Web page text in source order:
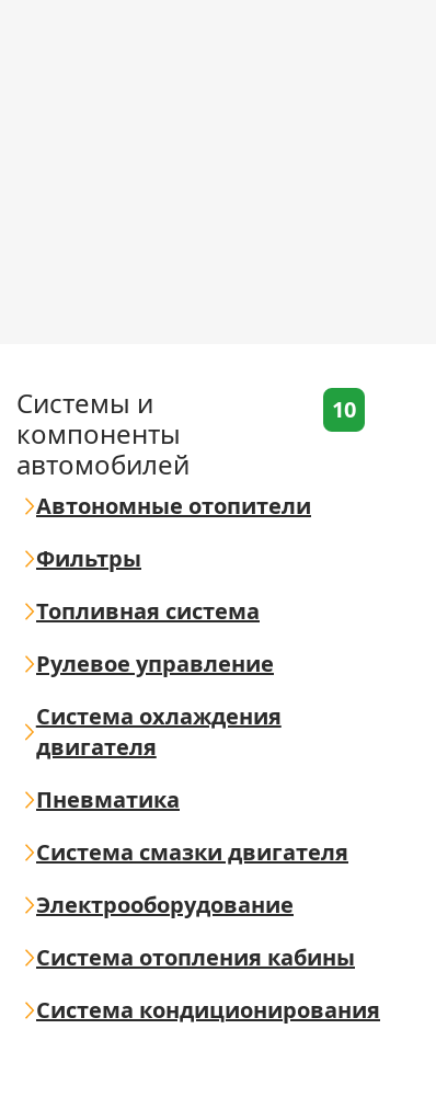
Системы и
компоненты
автомобилей
10
Автономные отопители
Фильтры
Топливная система
Рулевое управление
Система охлаждения
двигателя
Пневматика
Система смазки двигателя
Электрооборудование
Система отопления кабины
Система кондиционирования